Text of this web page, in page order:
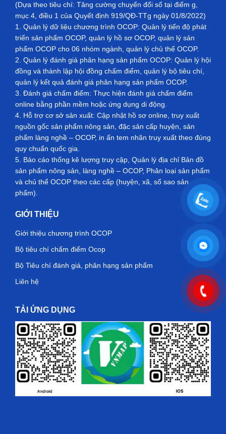
(Dựa theo tiêu chí: Tăng cường chuyển đổi số tại điểm g,
mục 4, điều 1 của Quyết định 919/QĐ-TTg ngày 01/8/2022)
1. Quản lý dữ liệu chương trình OCOP: Quản lý tiến độ phát
triển sản phẩm OCOP, quản lý hồ sơ OCOP, quản lý sản
phẩm OCOP cho 06 nhóm ngành, quản lý chủ thể OCOP.
2. Quản lý đánh giá phân hạng sản phẩm OCOP: Quản lý hội
đồng và thành lập hội đồng chấm điểm, quản lý bộ tiêu chí,
quản lý kết quả đánh giá phân hạng sản phẩm OCOP.
3. Đánh giá chấm điểm: Thực hiện đánh giá chấm điểm
online bằng phần mềm hoặc ứng dụng di động.
4. Hỗ trợ cơ sở sản xuất: Cập nhật hồ sơ online, truy xuất
nguồn gốc sản phẩm nông sản, đặc sản cấp huyện, sản
phẩm làng nghề – OCOP, in ấn tem nhãn truy xuất theo đúng
quy chuẩn quốc gia.
5. Báo cáo thống kê lượng truy cập, Quản lý địa chỉ Bản đồ
sản phẩm nông sản, làng nghề – OCOP, Phân loại sản phẩm
và chủ thể OCOP theo các cấp (huyện, xã, số sao sản
phẩm).
GIỚI THIỆU
Giới thiệu chương trình OCOP
Bộ tiêu chí chấm điểm Ocop
Bộ Tiêu chí đánh giá, phân hạng sản phẩm
Liên hệ
TẢI ỨNG DỤNG